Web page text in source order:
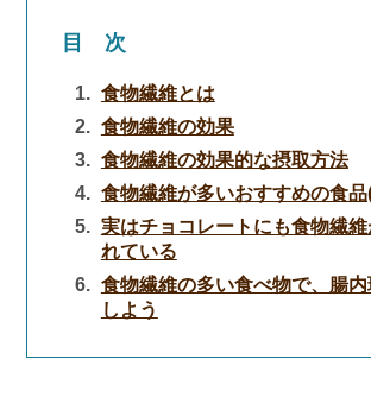
目 次
食物繊維とは
食物繊維の効果
食物繊維の効果的な摂取方法
食物繊維が多いおすすめの食
実はチョコレートにも食物繊維
れている
食物繊維の多い食べ物で、腸
しよう